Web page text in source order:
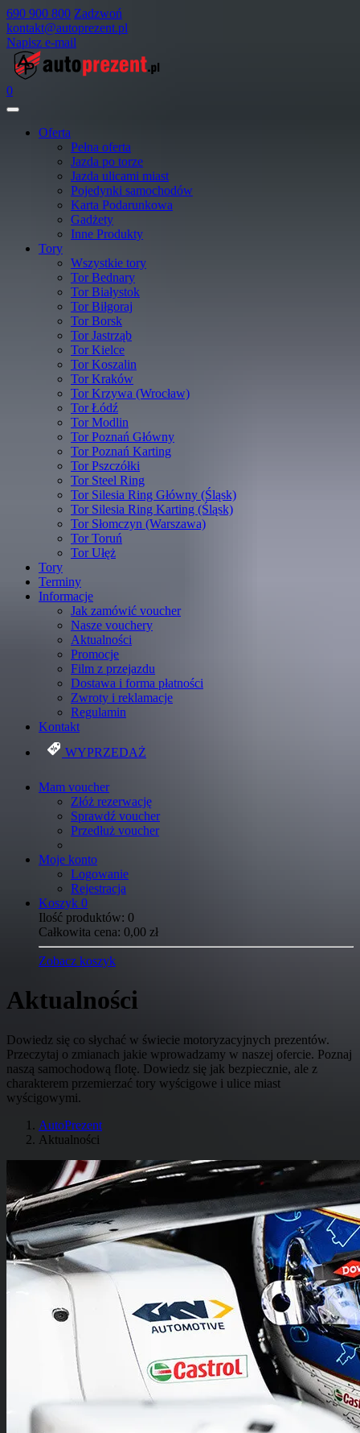
690 900 800 Zadzwoń
kontakt@autoprezent.pl
Napisz e-mail
0
Oferta
Pełna oferta
Jazda po torze
Jazda ulicami miast
Pojedynki samochodów
Karta Podarunkowa
Gadżety
Inne Produkty
Tory
Wszystkie tory
Tor Bednary
Tor Białystok
Tor Biłgoraj
Tor Borsk
Tor Jastrząb
Tor Kielce
Tor Koszalin
Tor Kraków
Tor Krzywa (Wrocław)
Tor Łódź
Tor Modlin
Tor Poznań Główny
Tor Poznań Karting
Tor Pszczółki
Tor Steel Ring
Tor Silesia Ring Główny (Śląsk)
Tor Silesia Ring Karting (Śląsk)
Tor Słomczyn (Warszawa)
Tor Toruń
Tor Ułęż
Tory
Terminy
Informacje
Jak zamówić voucher
Nasze vouchery
Aktualności
Promocje
Film z przejazdu
Dostawa i forma płatności
Zwroty i reklamacje
Regulamin
Kontakt
WYPRZEDAŻ
Mam voucher
Złóż rezerwację
Sprawdź voucher
Przedłuż voucher
Moje konto
Logowanie
Rejestracja
Koszyk 0
Ilość produktów: 0
Całkowita cena: 0,00 zł
Zobacz koszyk
Aktualności
Dowiedz się co słychać w świecie motoryzacyjnych prezentów.
Przeczytaj o zmianach jakie wprowadzamy w naszej ofercie. Poznaj
naszą samochodową flotę. Dowiedz się jak bezpiecznie, ale z
charakterem przemierzać tory wyścigowe i ulice miast
wyścigowymi.
AutoPrezent
Aktualności